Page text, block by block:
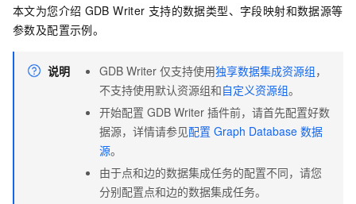
本文为您介绍 GDB Writer 支持的数据类型、字段映射和数据源等
参数及配置示例。
说明 GDB Writer 仅支持使用独享数据集成资源组，
不支持使用默认资源组和自定义资源组。
开始配置 GDB Writer 插件前，请首先配置好数
据源，详情请参见配置 Graph Database 数据
源。
由于点和边的数据集成任务的配置不同，请您
分别配置点和边的数据集成任务。